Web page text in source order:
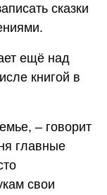
сказки
ещё над
книгой в
– говорит
главные
свои